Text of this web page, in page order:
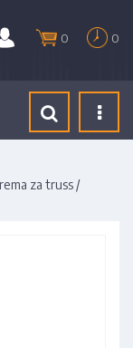
0 0
za truss /